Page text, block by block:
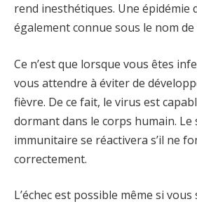
rend inesthétiques. Une épidémie
également connue sous le nom
Ce n’est que lorsque vous êtes
vous attendre à éviter de
fièvre. De ce fait, le virus est
dormant dans le corps humain. Le
immunitaire se réactivera s’il ne
correctement.
L’échec est possible même si vous